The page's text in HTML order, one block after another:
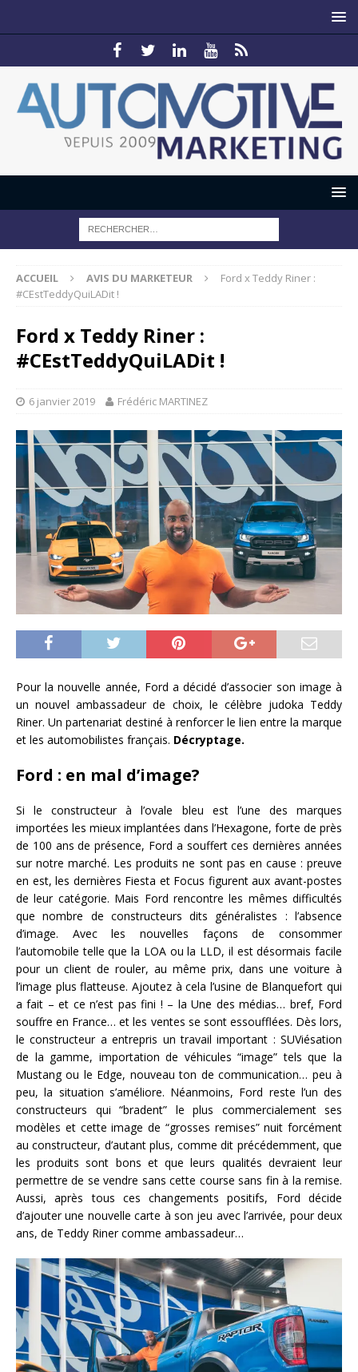
ACCUEIL AVIS DU MARKETEUR
Ford x Teddy Riner :
#CEstTeddyQuiLADit !
Ford x Teddy Riner :
#CEstTeddyQuiLADit !
6 janvier 2019 Frédéric MARTINEZ
Pour la nouvelle année, Ford a décidé d’associer son image à
un nouvel ambassadeur de choix, le célèbre judoka Teddy
Riner. Un partenariat destiné à renforcer le lien entre la marque
et les automobilistes français. Décryptage.
Ford : en mal d’image?
Si le constructeur à l’ovale bleu est l’une des marques
importées les mieux implantées dans l’Hexagone, forte de près
de 100 ans de présence, Ford a souffert ces dernières années
sur notre marché. Les produits ne sont pas en cause : preuve
en est, les dernières Fiesta et Focus figurent aux avant-postes
de leur catégorie. Mais Ford rencontre les mêmes difficultés
que nombre de constructeurs dits généralistes : l’absence
d’image. Avec les nouvelles façons de consommer
l’automobile telle que la LOA ou la LLD, il est désormais facile
pour un client de rouler, au même prix, dans une voiture à
l’image plus flatteuse. Ajoutez à cela l’usine de Blanquefort qui
a fait – et ce n’est pas fini ! – la Une des médias… bref, Ford
souffre en France… et les ventes se sont essoufflées. Dès lors,
le constructeur a entrepris un travail important : SUViésation
de la gamme, importation de véhicules “image” tels que la
Mustang ou le Edge, nouveau ton de communication… peu à
peu, la situation s’améliore. Néanmoins, Ford reste l’un des
constructeurs qui “bradent” le plus commercialement ses
modèles et cette image de “grosses remises” nuit forcément
au constructeur, d’autant plus, comme dit précédemment, que
les produits sont bons et que leurs qualités devraient leur
permettre de se vendre sans cette course sans fin à la remise.
Aussi, après tous ces changements positifs, Ford décide
d’ajouter une nouvelle carte à son jeu avec l’arrivée, pour deux
ans, de Teddy Riner comme ambassadeur…